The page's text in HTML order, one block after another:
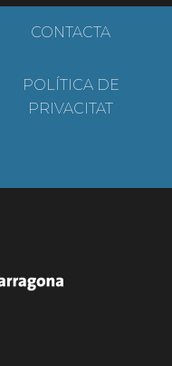
CONTACTA
POLÍTICA DE
PRIVACITAT